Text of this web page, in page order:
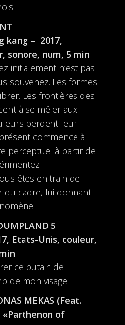
kang – 2017,
sonore, num, 5 min
initialement n’est pas
souvenez. Les formes
Les frontières des
à se mêler aux
perdent leur
commence à
perceptuel à partir de
êtes en train de
du cadre, lui donnant
5
Etats-Unis, couleur,
ce putain de
de mon visage.
MEKAS (Feat.
«Parthenon of